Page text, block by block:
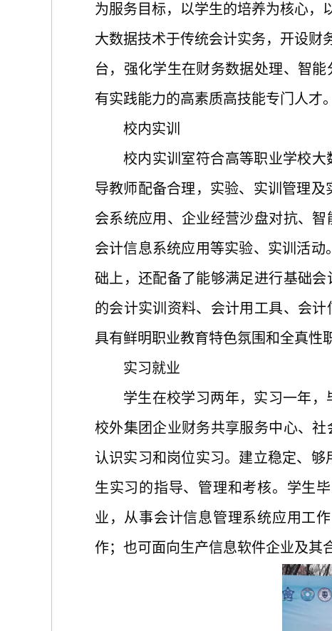
为服务目标，以学生的培养为核心，
大数据技术于传统会计实务，开设财
台，强化学生在财务数据处理、智
有实践能力的高素质高技能专门人才。
校内实训
校内实训室符合高等职业学校
导教师配备合理，实验、实训管理及
会系统应用、企业经营沙盘对抗、
会计信息系统应用等实验、实训活动
础上，还配备了能够满足进行基础
的会计实训资料、会计用工具、会
具有鲜明职业教育特色氛围和全真性
实习就业
学生在校学习两年，实习一年
校外集团企业财务共享服务中心、
认识实习和岗位实习。建立稳定、够
生实习的指导、管理和考核。学生
业，从事会计信息管理系统应用工
作；也可面向生产信息软件企业及其